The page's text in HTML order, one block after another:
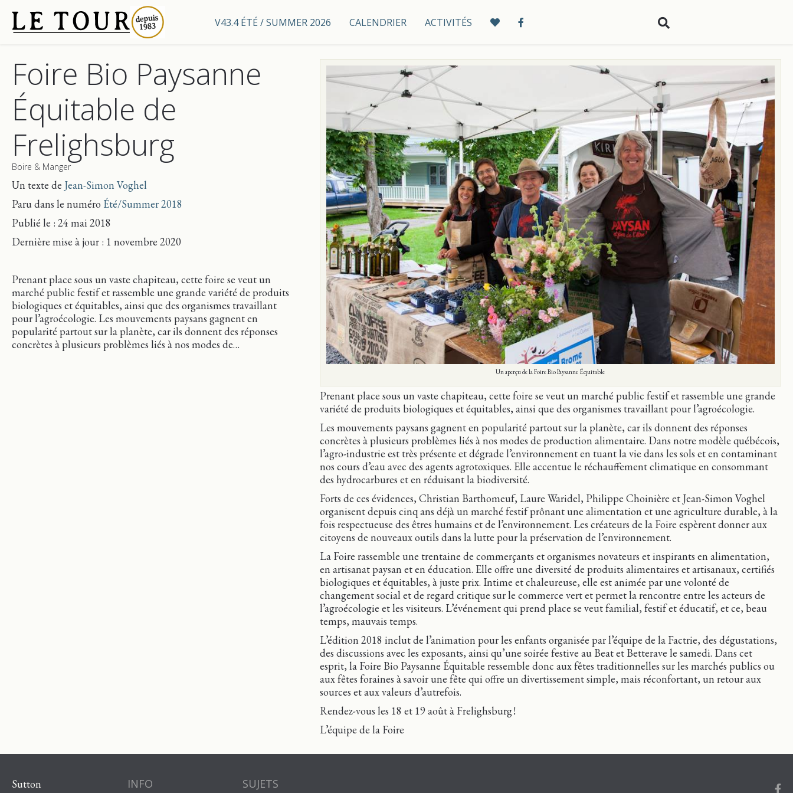
V43.4 ÉTÉ / SUMMER 2026 CALENDRIER ACTIVITÉS
Foire Bio Paysanne
Équitable de
Frelighsburg
Boire & Manger
Un texte de Jean-Simon Voghel
Paru dans le numéro Été/Summer 2018
Publié le : 24 mai 2018
Dernière mise à jour : 1 novembre 2020
Prenant place sous un vaste chapiteau, cette foire se veut un
marché public festif et rassemble une grande variété de produits
biologiques et équitables, ainsi que des organismes travaillant
pour l’agroécologie. Les mouvements paysans gagnent en
popularité partout sur la planète, car ils donnent des réponses
concrètes à plusieurs problèmes liés à nos modes de…
Un aperçu de la Foire Bio Paysanne Équitable
Prenant place sous un vaste chapiteau, cette foire se veut un marché public festif et rassemble une grande
variété de produits biologiques et équitables, ainsi que des organismes travaillant pour l’agroécologie.
Les mouvements paysans gagnent en popularité partout sur la planète, car ils donnent des réponses
concrètes à plusieurs problèmes liés à nos modes de production alimentaire. Dans notre modèle québécois,
l’agro-industrie est très présente et dégrade l’environnement en tuant la vie dans les sols et en contaminant
nos cours d’eau avec des agents agrotoxiques. Elle accentue le réchauffement climatique en consommant
des hydrocarbures et en réduisant la biodiversité.
Forts de ces évidences, Christian Barthomeuf, Laure Waridel, Philippe Choinière et Jean-Simon Voghel
organisent depuis cinq ans déjà un marché festif prônant une alimentation et une agriculture durable, à la
fois respectueuse des êtres humains et de l’environnement. Les créateurs de la Foire espèrent donner aux
citoyens de nouveaux outils dans la lutte pour la préservation de l’environnement.
La Foire rassemble une trentaine de commerçants et organismes novateurs et inspirants en alimentation,
en artisanat paysan et en éducation. Elle offre une diversité de produits alimentaires et artisanaux, certifiés
biologiques et équitables, à juste prix. Intime et chaleureuse, elle est animée par une volonté de
changement social et de regard critique sur le commerce vert et permet la rencontre entre les acteurs de
l’agroécologie et les visiteurs. L’événement qui prend place se veut familial, festif et éducatif, et ce, beau
temps, mauvais temps.
L’édition 2018 inclut de l’animation pour les enfants organisée par l’équipe de la Factrie, des dégustations,
des discussions avec les exposants, ainsi qu’une soirée festive au Beat et Betterave le samedi. Dans cet
esprit, la Foire Bio Paysanne Équitable ressemble donc aux fêtes traditionnelles sur les marchés publics ou
aux fêtes foraines à savoir une fête qui offre un divertissement simple, mais réconfortant, un retour aux
sources et aux valeurs d’autrefois.
Rendez-vous les 18 et 19 août à Frelighsburg !
L’équipe de la Foire
Sutton
INFO SUJETS